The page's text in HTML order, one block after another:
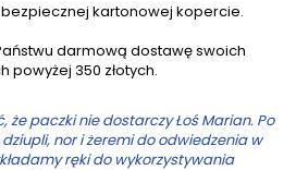
bezpiecznej kartonowej kopercie.
darmową dostawę swoich
powyżej 350 złotych.
paczki nie dostarczy Łoś Marian. Po
nor i żeremi do odwiedzenia w
ręki do wykorzystywania